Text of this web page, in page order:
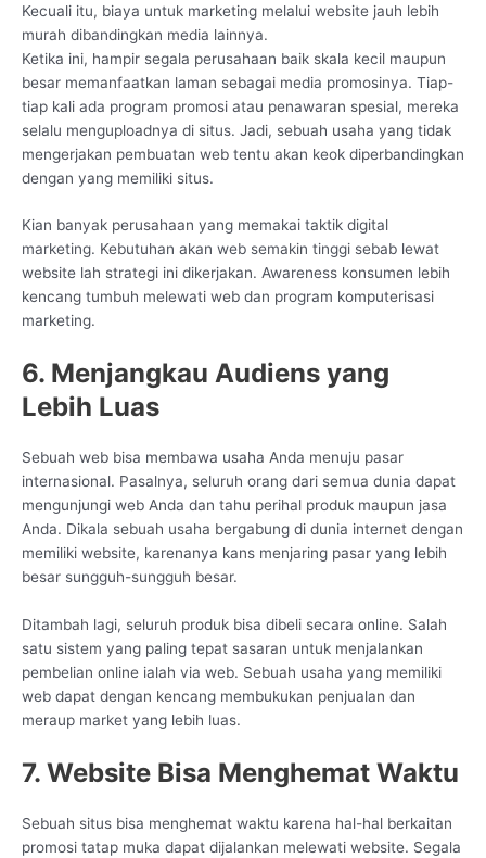
Kecuali itu, biaya untuk marketing melalui website jauh lebih
murah dibandingkan media lainnya.
Ketika ini, hampir segala perusahaan baik skala kecil maupun
besar memanfaatkan laman sebagai media promosinya. Tiap-
tiap kali ada program promosi atau penawaran spesial, mereka
selalu menguploadnya di situs. Jadi, sebuah usaha yang tidak
mengerjakan pembuatan web tentu akan keok diperbandingkan
dengan yang memiliki situs.
Kian banyak perusahaan yang memakai taktik digital
marketing. Kebutuhan akan web semakin tinggi sebab lewat
website lah strategi ini dikerjakan. Awareness konsumen lebih
kencang tumbuh melewati web dan program komputerisasi
marketing.
6. Menjangkau Audiens yang
Lebih Luas
Sebuah web bisa membawa usaha Anda menuju pasar
internasional. Pasalnya, seluruh orang dari semua dunia dapat
mengunjungi web Anda dan tahu perihal produk maupun jasa
Anda. Dikala sebuah usaha bergabung di dunia internet dengan
memiliki website, karenanya kans menjaring pasar yang lebih
besar sungguh-sungguh besar.
Ditambah lagi, seluruh produk bisa dibeli secara online. Salah
satu sistem yang paling tepat sasaran untuk menjalankan
pembelian online ialah via web. Sebuah usaha yang memiliki
web dapat dengan kencang membukukan penjualan dan
meraup market yang lebih luas.
7. Website Bisa Menghemat Waktu
Sebuah situs bisa menghemat waktu karena hal-hal berkaitan
promosi tatap muka dapat dijalankan melewati website. Segala